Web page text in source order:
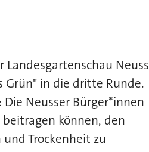
Neuss
in die dritte Runde.
Neusser Bürger*innen
können, den
Trockenheit zu